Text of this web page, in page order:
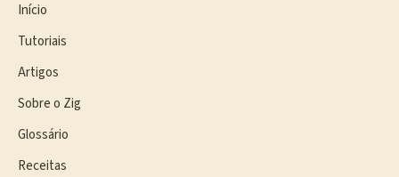
Início
Tutoriais
Artigos
Sobre o Zig
Glossário
Receitas